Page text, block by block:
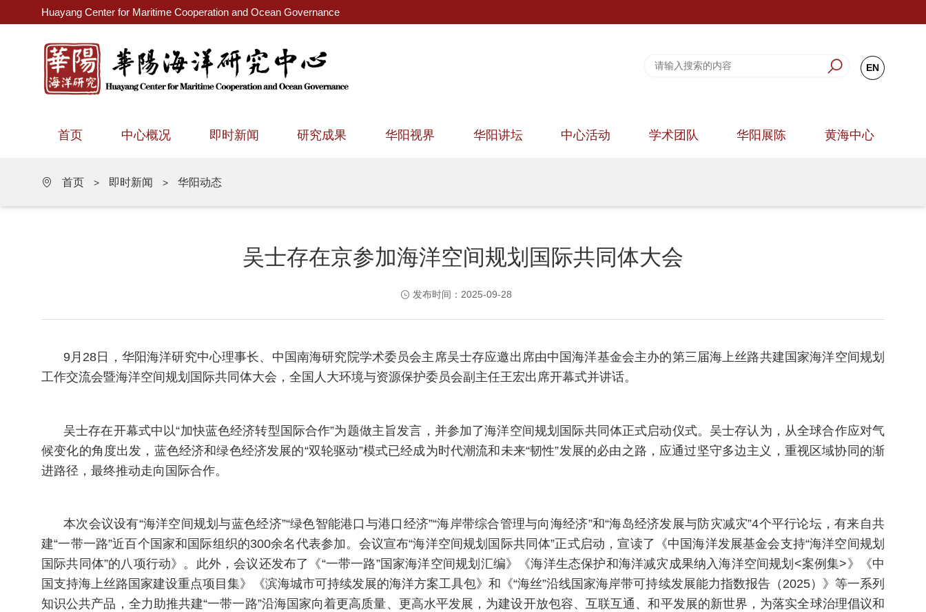
Huayang Center for Maritime Cooperation and Ocean Governance
EN
首页 中心概况 即时新闻 研究成果 华阳视界 华阳讲坛 中心活动 学术团队 华阳展陈 黄海中心
首页 > 即时新闻 > 华阳动态
吴士存在京参加海洋空间规划国际共同体大会
发布时间：2025-09-28
9月28日，华阳海洋研究中心理事长、中国南海研究院学术委员会主席吴士存应邀出席由中国海洋基金会主办的第三届海上丝路共建国家海洋空间规划
工作交流会暨海洋空间规划国际共同体大会，全国人大环境与资源保护委员会副主任王宏出席开幕式并讲话。
吴士存在开幕式中以“加快蓝色经济转型国际合作”为题做主旨发言，并参加了海洋空间规划国际共同体正式启动仪式。吴士存认为，从全球合作应对气
候变化的角度出发，蓝色经济和绿色经济发展的“双轮驱动”模式已经成为时代潮流和未来“韧性”发展的必由之路，应通过坚守多边主义，重视区域协同的渐
进路径，最终推动走向国际合作。
本次会议设有“海洋空间规划与蓝色经济”“绿色智能港口与港口经济”“海岸带综合管理与向海经济”和“海岛经济发展与防灾减灾”4个平行论坛，有来自共
建“一带一路”近百个国家和国际组织的300余名代表参加。会议宣布“海洋空间规划国际共同体”正式启动，宣读了《中国海洋发展基金会支持“海洋空间规划
国际共同体”的八项行动》。此外，会议还发布了《“一带一路”国家海洋空间规划汇编》《海洋生态保护和海洋减灾成果纳入海洋空间规划<案例集>》《中
国支持海上丝路国家建设重点项目集》《滨海城市可持续发展的海洋方案工具包》和《“海丝”沿线国家海岸带可持续发展能力指数报告（2025）》等一系列
知识公共产品，全力助推共建“一带一路”沿海国家向着更高质量、更高水平发展，为建设开放包容、互联互通、和平发展的新世界，为落实全球治理倡议和